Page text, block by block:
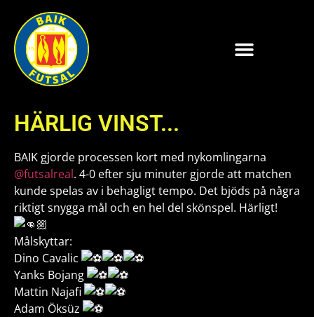
HÄRLIG VINST...
BAIK gjorde processen kort med nykomlingarna
@futsalreal. 4-0 efter sju minuter gjorde att matchen
kunde spelas av i behagligt tempo. Det bjöds på några
riktigt snygga mål och en hel del skönspel. Härligt!
Målskyttar:
Dino Cavalic
Yanks Bojang
Mattin Najafi
Adam Öksüz